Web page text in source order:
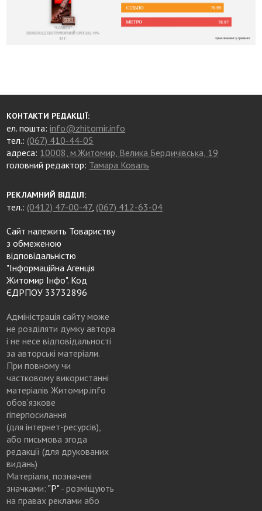
КОНТАКТИ РЕДАКЦІЇ:
ел. пошта:info@zhitomir.info
тел.: (067) 410-44-05
адреса: 10008, м.Житомир, Велика Бердичівська, 19
головний редактор: Тамара Коваль
РЕКЛАМНИЙ ВІДДІЛ:
тел.: (0412) 47-00-47, (067) 412-63-04
Сайт належить Товариству
з обмеженою
відповідальністю
"Інформаційна Агенція
Житомир Інфо". Код
ЄДРПОУ 33732896
Адміністрація сайту може
не розділяти думку автора
і не несе відповідальності
за авторські матеріали.
При повному чи
частковому використанні
матеріалів Житомир.info
обов’язкове
гіперпосилання
(для інтернет-ресурсів),
або письмова згода
редакції (для друкованих
видань)
Матеріали, позначені
значками: "Р"- розміщують
на правах реклами або